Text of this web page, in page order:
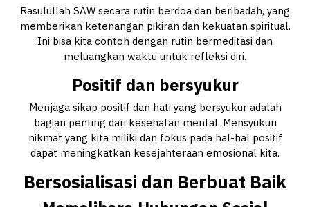
Rasulullah SAW secara rutin berdoa dan beribadah, yang
memberikan ketenangan pikiran dan kekuatan spiritual.
Ini bisa kita contoh dengan rutin bermeditasi dan
meluangkan waktu untuk refleksi diri.
Positif dan bersyukur
Menjaga sikap positif dan hati yang bersyukur adalah
bagian penting dari kesehatan mental. Mensyukuri
nikmat yang kita miliki dan fokus pada hal-hal positif
dapat meningkatkan kesejahteraan emosional kita.
Bersosialisasi dan Berbuat Baik